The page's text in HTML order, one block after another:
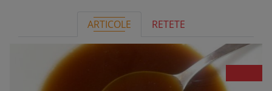
ARTICOLE RETETE